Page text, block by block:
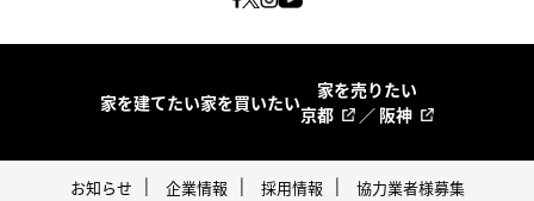
家を建てたい家を買いたい
家を売りたい
京都
／ 阪神
お知らせ 企業情報 採用情報
協力業者様募集